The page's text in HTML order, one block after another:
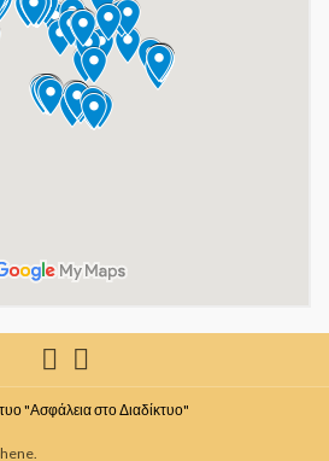
"Ασφάλεια στο Διαδίκτυο"
.